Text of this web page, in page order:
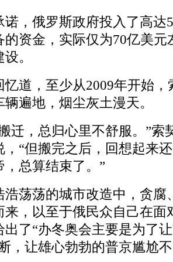
俄罗斯政府投入了高达
的资金，实际仅为70亿美
。
，至少从2009年开始，
遍地，烟尘灰土漫天。
，总归心里不舒服。”索
，“但搬完之后，回想起来
总算结束了。”
荡的城市改造中，贪腐
来，以至于俄民众自己在面
出了“办冬奥会主要是为了
，让雄心勃勃的普京尴尬